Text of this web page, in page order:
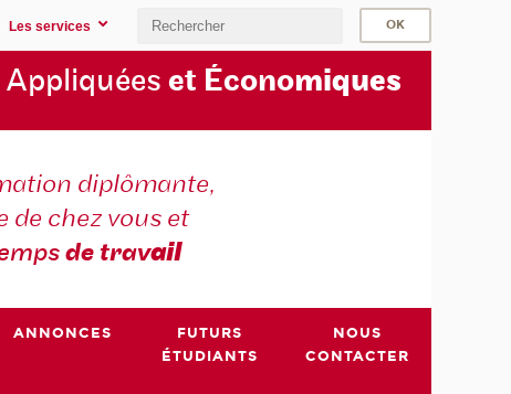
Les services
et Économiques
diplômante,
de chez vous et
de travail
ANNONCES
FUTURS
ÉTUDIANTS
NOUS
CONTACTER